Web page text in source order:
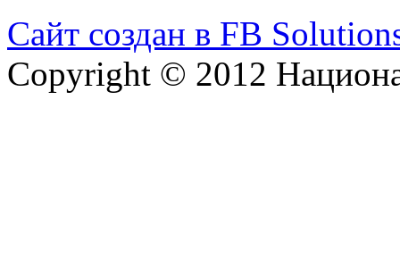
Сайт создан в FB
Copyright © 2012